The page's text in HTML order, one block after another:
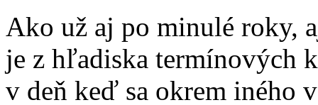
Ako už aj po minulé roky,
je z hľadiska termínových
v deň keď sa okrem iného